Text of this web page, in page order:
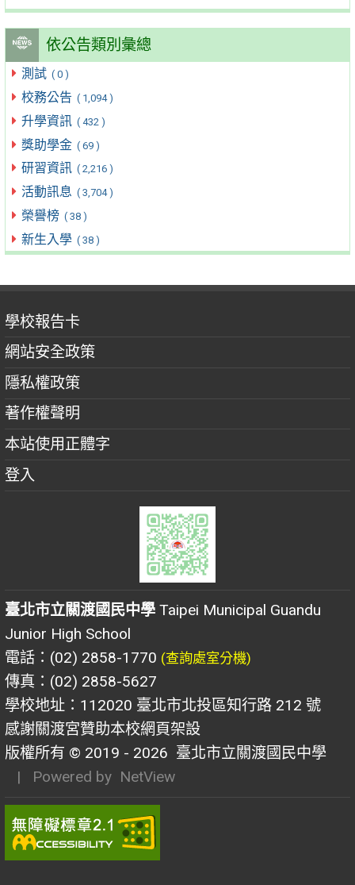
依公告類別彙總
測試 ( 0 )
校務公告 ( 1,094 )
升學資訊 ( 432 )
獎助學金 ( 69 )
研習資訊 ( 2,216 )
活動訊息 ( 3,704 )
榮譽榜 ( 38 )
新生入學 ( 38 )
學校報告卡
網站安全政策
隱私權政策
著作權聲明
本站使用正體字
登入
臺北市立關渡國民中學 Taipei Municipal Guandu
Junior High School
電話：(02) 2858-1770 (查詢處室分機)
傳真：(02) 2858-5627
學校地址：112020 臺北市北投區知行路 212 號
感謝關渡宮贊助本校網頁架設
版權所有 © 2019 - 2026 臺北市立關渡國民中學
| Powered by NetView